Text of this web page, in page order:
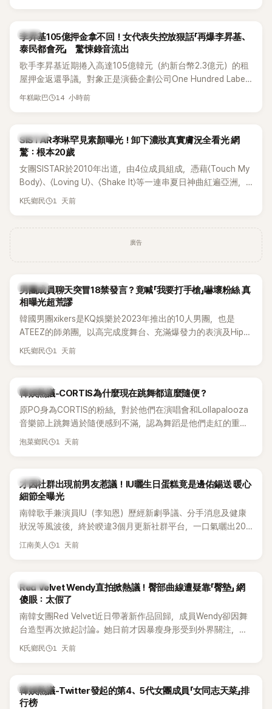
韓星
李昇基105億押金拿不回！女代表失控放狠話「再爆李昇基、
泰民都會死」 驚悚錄音流出
歌手李昇基近期捲入高達105億韓元（約新台幣2.3億元）的租
屋押金返還爭議，對象正是演藝企劃公司One Hundred Label
代表車佳媛(차가원)。如今事件再掀風波，YouTuber李鎮浩公開
年糕歐巴 14 小時前
K-POP
SISTAR孝琳罕見素顏曝光！卸下濃妝真實膚況全看光 網
驚：根本20歲
女團SISTAR於2010年出道，由4位成員組成，憑藉〈Touch My
Body〉、〈Loving U〉、〈Shake It〉等一連串夏日神曲紅遍亞洲，
獲封「夏日女王」。不過，團體在出道滿7年後宣布解散，成員各
K氏鄉民 1 天前
廣告
K-POP
男團成員聊天突冒18禁發言？竟喊「我要打手槍」嚇壞粉絲 真
相曝光超荒謬
韓國男團xikers是KQ娛樂於2023年推出的10人男團，也是
ATEEZ的師弟團，以高完成度舞台、充滿爆發力的表演及Hip-
Hop風格聞名，出道後迅速累積大批海內外粉絲，近年也陸續
K氏鄉民 1 天前
熱議討論
韓娛熱議-CORTIS為什麼現在跳舞都這麼隨便？
原PO身為CORTIS的粉絲，對於他們在演唱會和Lollapalooza
音樂節上跳舞過於隨便感到不滿，認為舞蹈是他們走紅的重要
原因，希望他們能更認真地表演。
泡菜鄉民 1 天前
韓星
才因社群出現前男友惹議！IU曬生日蛋糕竟是邊佑錫送 暖心
細節全曝光
南韓歌手兼演員IU（李知恩）歷經新劇爭議、分手消息及健康
狀況等風波後，終於睽違3個月更新社群平台，一口氣曬出20
張近況照，讓大批粉絲又驚又喜。其中，一張生日蛋糕照意外
江南美人 1 天前
K-POP
Red Velvet Wendy直拍掀熱議！臀部曲線遭疑靠「臀墊」 網
傻眼：太假了
南韓女團Red Velvet近日帶著新作品回歸，成員Wendy卻因舞
台造型再次掀起討論。她日前才因暴瘦身形受到外界關注，又
被質疑在舞台上使用臀墊，如今最新打歌舞台曝光後，再度因
K氏鄉民 1 天前
熱議討論
韓娛熱議-Twitter發起的第4、5代女團成員「女同志天菜」排
行榜